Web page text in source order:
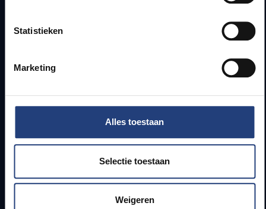
Statistieken
Marketing
Alles toestaan
Selectie toestaan
Weigeren
Campusfaciliteiten
Info voor
Pers
Studenten
PhD-studenten
Werkstudenten
Internationale studenten